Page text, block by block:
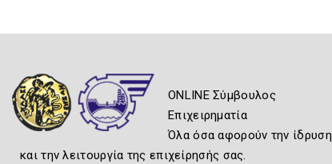
ONLINE Σύμβουλος
Επιχειρηματία
Όλα όσα αφορούν την ίδρυση
και την λειτουργία της επιχείρησής σας.